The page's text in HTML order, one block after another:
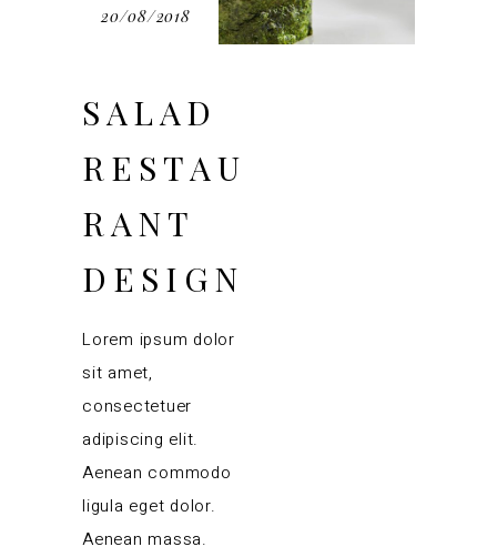
20/08/2018
SALAD
RESTAU
RANT
DESIGN
Lorem ipsum dolor
sit amet,
consectetuer
adipiscing elit.
Aenean commodo
ligula eget dolor.
Aenean massa.